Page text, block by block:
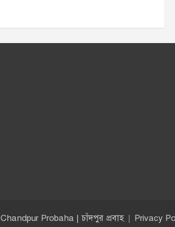
Chandpur Probaha | চাঁদপুর প্রবাহ Privacy